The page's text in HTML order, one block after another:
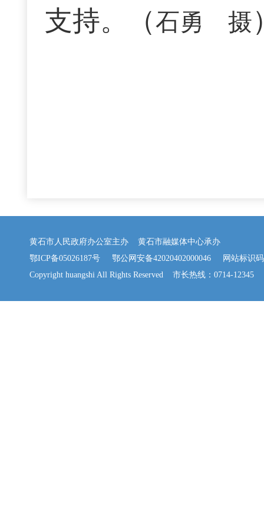
支持。（石勇 摄
黄石市人民政府办公室主办 黄石市融媒体中心承办
鄂ICP备05026187号
鄂公网安备42020402000046 网站标识码
Copyright huangshi All Rights Reserved 市长热线：0714-12345